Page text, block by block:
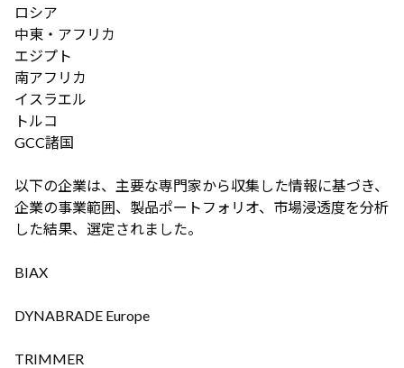
ロシア
中東・アフリカ
エジプト
南アフリカ
イスラエル
トルコ
GCC諸国
以下の企業は、主要な専門家から収集した情報に基づき、
企業の事業範囲、製品ポートフォリオ、市場浸透度を分析
した結果、選定されました。
BIAX
DYNABRADE Europe
TRIMMER